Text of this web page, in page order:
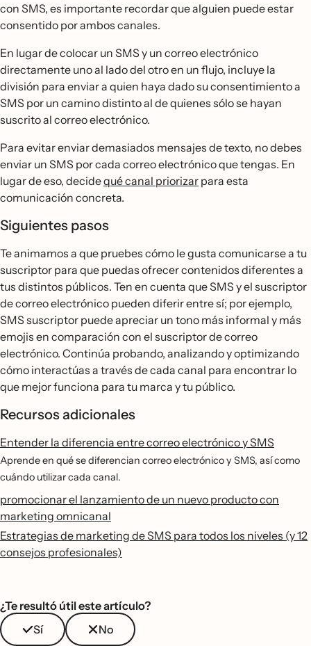
con SMS, es importante recordar que alguien puede estar
consentido por ambos canales.
En lugar de colocar un SMS y un correo electrónico
directamente uno al lado del otro en un flujo, incluye la
división para enviar a quien haya dado su consentimiento a
SMS por un camino distinto al de quienes sólo se hayan
suscrito al correo electrónico.
Para evitar enviar demasiados mensajes de texto, no debes
enviar un SMS por cada correo electrónico que tengas. En
lugar de eso, decidequé canal priorizar para esta
comunicación concreta.
Siguientes pasos
Te animamos a que pruebes cómo le gusta comunicarse a tu
suscriptor para que puedas ofrecer contenidos diferentes a
tus distintos públicos. Ten en cuenta que SMS y el suscriptor
de correo electrónico pueden diferir entre sí; por ejemplo,
SMS suscriptor puede apreciar un tono más informal y más
emojis en comparación con el suscriptor de correo
electrónico. Continúa probando, analizando y optimizando
cómo interactúas a través de cada canal para encontrar lo
que mejor funciona para tu marca y tu público.
Recursos adicionales
Entender la diferencia entre correo electrónico y SMS
Aprende en qué se diferencian correo electrónico y SMS, así como
cuándo utilizar cada canal.
promocionar el lanzamiento de un nuevo producto con
marketing omnicanal
Estrategias de marketing de SMS para todos los niveles (y 12
consejos profesionales)
¿Te resultó útil este artículo?
Sí
No